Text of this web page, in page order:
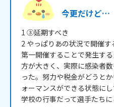
今更だけど…
1 ③延期すべき
2 やっぱりあの状況で開催す
第一開催することで発生す
方が大きく、実際に感染者
った。努力や税金がどうと
ォーマンスができる状態に
学校の行事だって選手たち